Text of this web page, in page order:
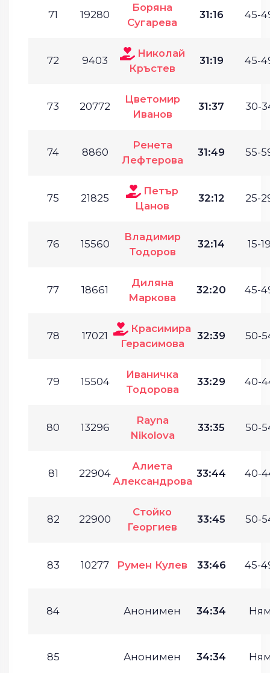
71 19280
Боряна
Сугарева
31:16 45-
72 9403
Николай
Кръстев
31:19 45-
73 20772
Цветомир
Иванов
31:37 30-
74 8860
Ренета
Лефтерова
31:49 55-
75 21825
Петър
Цанов
32:12 25-
76 15560
Владимир
Тодоров
32:14 15-
77 18661
Диляна
Маркова
32:20 45-
78 17021
Красимира
Герасимова
32:39 50-
79 15504
Иваничка
Тодорова
33:29 40-
80 13296
Rayna
Nikolova
33:35 50-
81 22904
Алиета
Александрова
33:44 40-
82 22900
Стойко
Георгиев
33:45 50-
83 10277 Румен Кулев 33:46 45-
84 Анонимен 34:34
85 Анонимен 34:34